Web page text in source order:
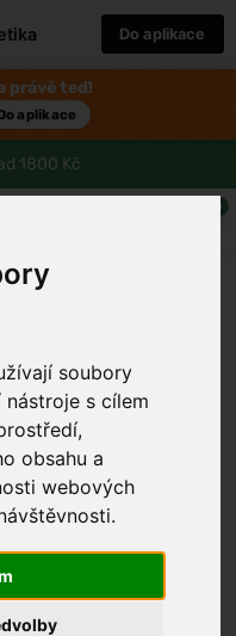
soubory
s cílem
obsahu a
webových
Do aplikace
právě teď!
aplikace
1800 Kč
0